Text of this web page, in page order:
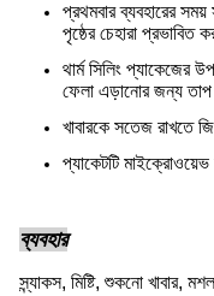
প্রথমবার ব্যবহারের
পৃষ্ঠের চেহারা প্রভাবিত
থার্ম সিলিং প্যাকেজের
ফেলা এড়ানোর জন্য তাপ
খাবারকে সতেজ রাখতে
প্যাকেটটি মাইক্রোওয়েভ
ব্যবহার
স্ন্যাকস, মিষ্টি, শুকনো খাবার,